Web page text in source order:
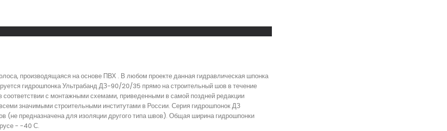
производящаяся на основе ПВХ . В любом проекте данная гидравлическая шпонка
гидрошпонка Ультрабанд ДЗ-90/20/35 прямо на строительный шов в течение
с монтажными схемами, приведенными в самой поздней редакции
значимыми строительными институтами в России. Серия гидрошпонок ДЗ
(не предназначена для изоляции другого типа швов). Общая ширина гидрошпонки
- -40 С.